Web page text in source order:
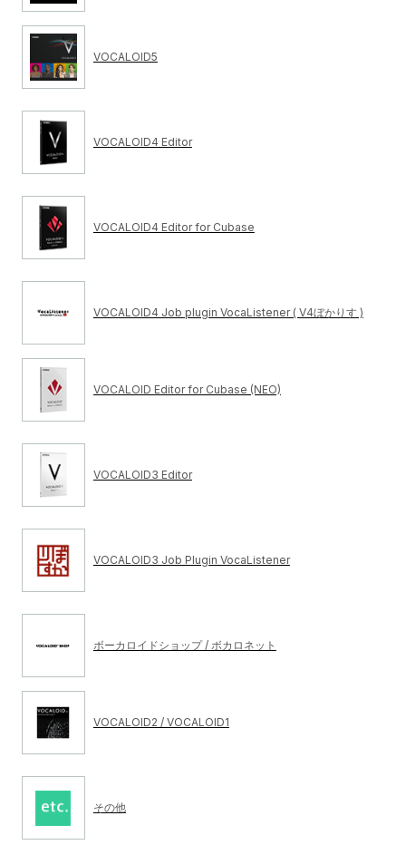
VOCALOID5
VOCALOID4 Editor
VOCALOID4 Editor for Cubase
VOCALOID4 Job plugin VocaListener ( V4ぼかりす )
VOCALOID Editor for Cubase (NEO)
VOCALOID3 Editor
VOCALOID3 Job Plugin VocaListener
ボーカロイドショップ / ボカロネット
VOCALOID2 / VOCALOID1
その他